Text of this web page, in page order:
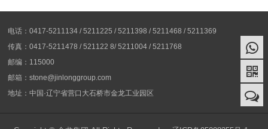
电话：0417-5211134 / 5211225 / 5211398 / 5211468 / 5211369
传真：0417-5211478 / 521122 8/ 5211004 / 5211768
邮编：115000
邮箱：stone@jinlonggroup.com
地址：中国·辽宁省营口大石桥市金龙工业园区